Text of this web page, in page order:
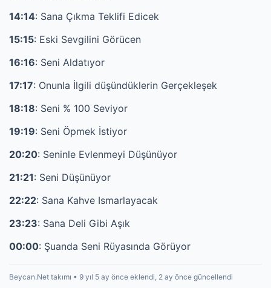
14:14: Sana Çıkma Teklifi Edicek
15:15: Eski Sevgilini Görücen
16:16: Seni Aldatıyor
17:17: Onunla İlgili düşündüklerin Gerçekleşek
18:18: Seni % 100 Seviyor
19:19: Seni Öpmek İstiyor
20:20: Seninle Evlenmeyi Düşünüyor
21:21: Seni Düşünüyor
22:22: Sana Kahve Ismarlayacak
23:23: Sana Deli Gibi Aşık
00:00: Şuanda Seni Rüyasında Görüyor
Beycan.Net takımı • 9 yıl 5 ay önce eklendi, 2 ay önce güncellendi